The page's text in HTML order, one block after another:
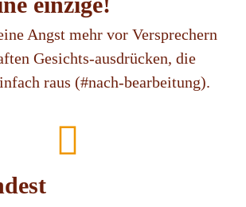
Angst mehr vor Versprechern
Gesichts-ausdrücken, die
raus (#nach-bearbeitung).